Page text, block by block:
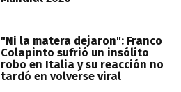
"Ni la matera dejaron": Franco
Colapinto sufrió un insólito
robo en Italia y su reacción no
tardó en volverse viral